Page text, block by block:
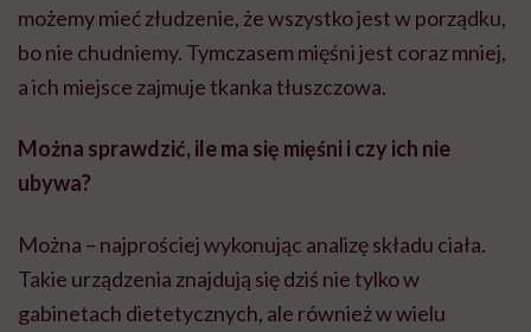
możemy mieć złudzenie, że wszystko jest w porządku,
bo nie chudniemy. Tymczasem mięśni jest coraz mniej,
a ich miejsce zajmuje tkanka tłuszczowa.
Można sprawdzić, ile ma się mięśni i czy ich nie
ubywa?
Można – najprościej wykonując analizę składu ciała.
Takie urządzenia znajdują się dziś nie tylko w
gabinetach dietetycznych, ale również w wielu